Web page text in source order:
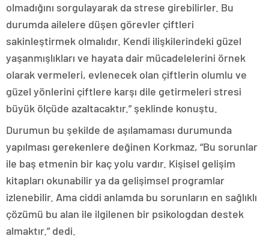
olmadığını sorgulayarak da strese girebilirler. Bu
durumda ailelere düşen görevler çiftleri
sakinleştirmek olmalıdır. Kendi ilişkilerindeki güzel
yaşanmışlıkları ve hayata dair mücadelelerini örnek
olarak vermeleri, evlenecek olan çiftlerin olumlu ve
güzel yönlerini çiftlere karşı dile getirmeleri stresi
büyük ölçüde azaltacaktır.” şeklinde konuştu.
Durumun bu şekilde de aşılamaması durumunda
yapılması gerekenlere değinen Korkmaz, “Bu sorunlar
ile baş etmenin bir kaç yolu vardır. Kişisel gelişim
kitapları okunabilir ya da gelişimsel programlar
izlenebilir. Ama ciddi anlamda bu sorunların en sağlıklı
çözümü bu alan ile ilgilenen bir psikologdan destek
almaktır.” dedi.